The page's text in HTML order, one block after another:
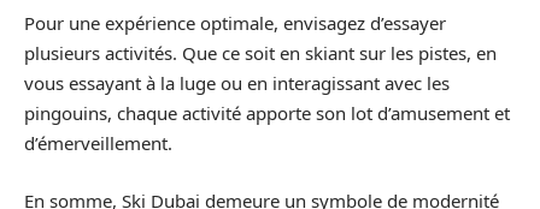
Pour une expérience optimale, envisagez d’essayer
plusieurs activités. Que ce soit en skiant sur les pistes, en
vous essayant à la luge ou en interagissant avec les
pingouins, chaque activité apporte son lot d’amusement et
d’émerveillement.
En somme, Ski Dubai demeure un symbole de modernité